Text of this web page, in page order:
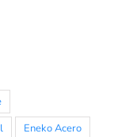
Eneko Acero